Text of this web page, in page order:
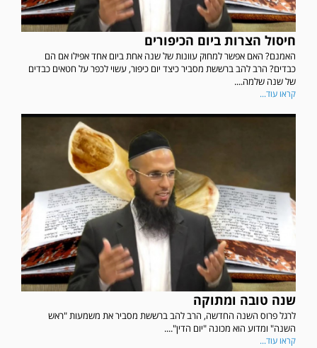
חיסול הצרות ביום הכיפורים
האמנם? האם אפשר למחוק עוונות של שנה אחת ביום אחד אפילו אם הם
כבדים? הרב להב ברששת מסביר כיצד יום כיפור, עשוי לכפר על חטאים כבדים
של שנה שלמה....
קראו עוד...
שנה טובה ומתוקה
לרגל פרוס השנה החדשה, הרב להב ברששת מסביר את משמעות "ראש
השנה" ומדוע הוא מכונה "יום הדין"....
קראו עוד...